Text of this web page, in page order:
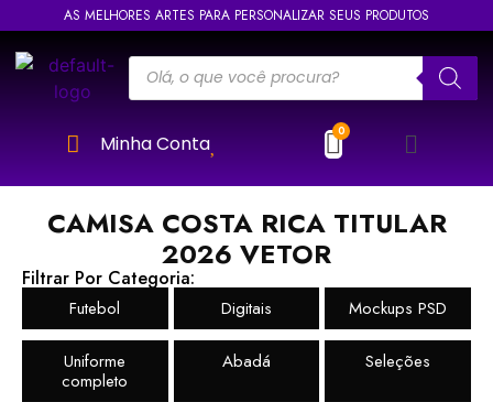
AS MELHORES ARTES PARA PERSONALIZAR SEUS PRODUTOS
Minha Conta
CAMISA COSTA RICA TITULAR
2026 VETOR
Filtrar Por Categoria:
Futebol Digitais Mockups PSD
Uniforme
completo
Abadá Seleções